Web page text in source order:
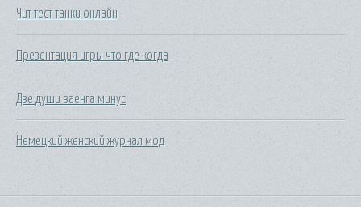
Чит тест танки онлайн
Презентация игры что где когда
Две души ваенга минус
Немецкий женский журнал мод